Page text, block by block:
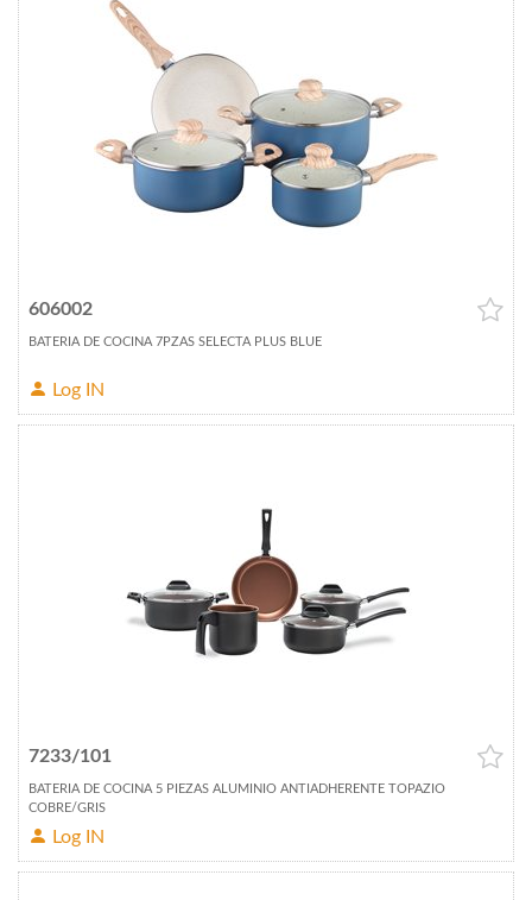
606002
BATERIA DE COCINA 7PZAS SELECTA PLUS BLUE
Log IN
7233/101
BATERIA DE COCINA 5 PIEZAS ALUMINIO ANTIADHERENTE TOPAZIO
COBRE/GRIS
Log IN